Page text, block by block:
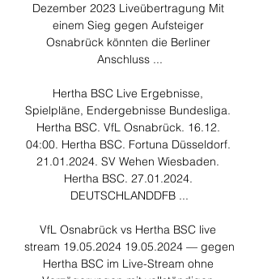
Dezember 2023 Liveübertragung Mit
einem Sieg gegen Aufsteiger
Osnabrück könnten die Berliner
Anschluss ...
Hertha BSC Live Ergebnisse,
Spielpläne, Endergebnisse Bundesliga.
Hertha BSC. VfL Osnabrück. 16.12.
04:00. Hertha BSC. Fortuna Düsseldorf.
21.01.2024. SV Wehen Wiesbaden.
Hertha BSC. 27.01.2024.
DEUTSCHLANDDFB ...
VfL Osnabrück vs Hertha BSC live
stream 19.05.2024 19.05.2024 — gegen
Hertha BSC im Live-Stream ohne